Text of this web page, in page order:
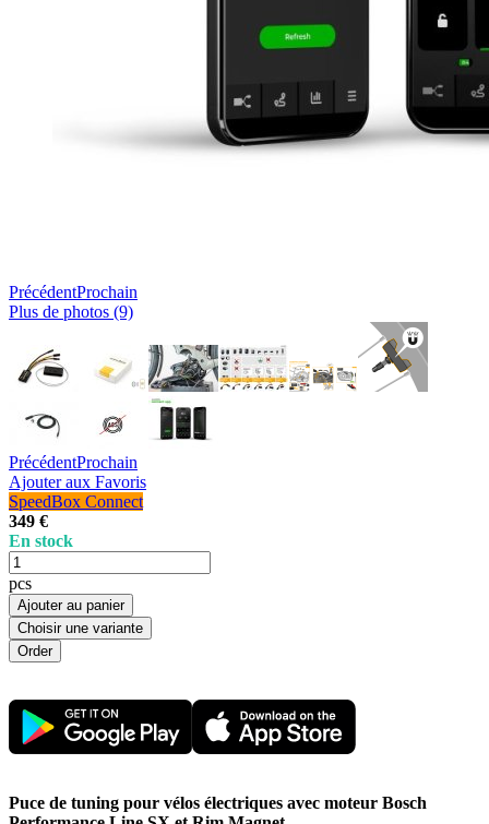
PrécédentProchain
Plus de photos (9)
PrécédentProchain
Ajouter aux Favoris
SpeedBox Connect
349 €
En stock
pcs
Ajouter au panier
Choisir une variante
Puce de tuning pour vélos électriques avec moteur Bosch